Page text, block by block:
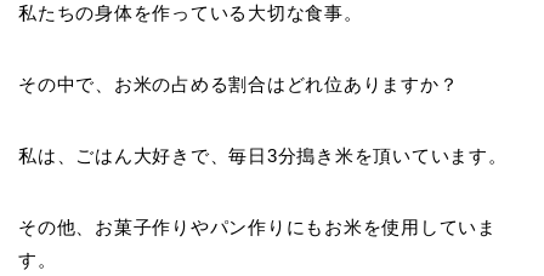
私たちの身体を作っている大切な食事。
その中で、お米の占める割合はどれ位ありますか？
私は、ごはん大好きで、毎日3分搗き米を頂いています。
その他、お菓子作りやパン作りにもお米を使用していま
す。